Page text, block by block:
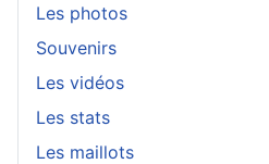
Les photos
Souvenirs
Les vidéos
Les stats
Les maillots